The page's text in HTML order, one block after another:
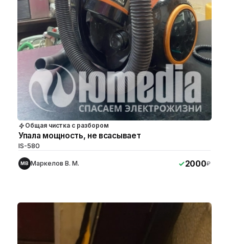
Общая чистка с разбором
Упала мощность, не всасывает
IS-580
МВ Маркелов В. М. 2000₽